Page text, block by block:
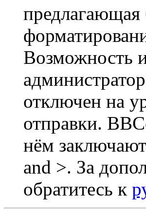
Возможность
отключен на
отправки.
нём
and >. За
обратитесь к